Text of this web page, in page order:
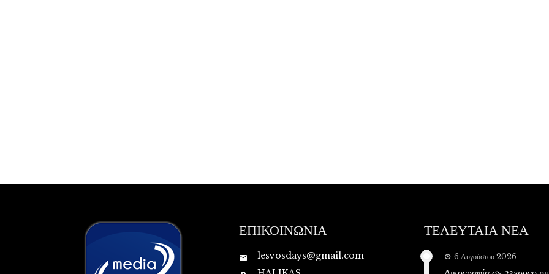
ΕΠΙΚΟΙΝΩΝΙΑ
lesvosdays@gmail.com
ΤΕΛΕΥΤΑΙΑ ΝΕΑ
6 Αυγούστου 2026